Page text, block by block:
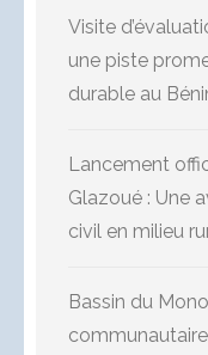
Visite
une piste
durable au
Lancement
Glazoué : Une
civil en milieu
Bassin du